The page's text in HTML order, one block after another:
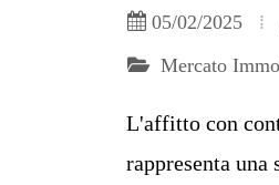
05/02/2025
Mercato
L'affitto con
rappresenta